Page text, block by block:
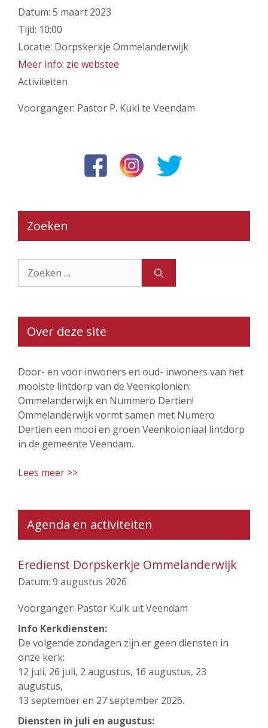
Datum: 5 maart 2023
Tijd: 10:00
Locatie: Dorpskerkje Ommelanderwijk
Meer info: zie webstee
Activiteiten
Voorganger: Pastor P. Kukl te Veendam
Zoeken
naar:
Over deze site
Door- en voor inwoners en oud- inwoners van het
mooiste lintdorp van de Veenkoloniën:
Ommelanderwijk en Nummero Dertien!
Ommelanderwijk vormt samen met Numero
Dertien een mooi en groen Veenkoloniaal lintdorp
in de gemeente Veendam.
Lees meer >>
Agenda en activiteiten
Eredienst Dorpskerkje Ommelanderwijk
Datum: 9 augustus 2026
Voorganger: Pastor Kulk uit Veendam
Info Kerkdiensten:
De volgende zondagen zijn er geen diensten in
onze kerk:
12 juli, 26 juli, 2 augustus, 16 augustus, 23
augustus,
13 september en 27 september 2026.
Diensten in juli en augustus: